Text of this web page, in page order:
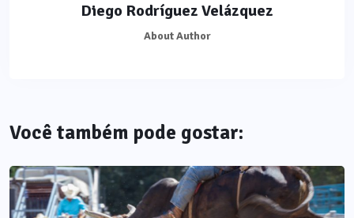
Diego Rodríguez Velázquez
About Author
Você também pode gostar: